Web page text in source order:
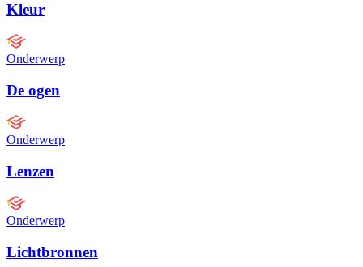
Kleur
Onderwerp
De ogen
Onderwerp
Lenzen
Onderwerp
Lichtbronnen